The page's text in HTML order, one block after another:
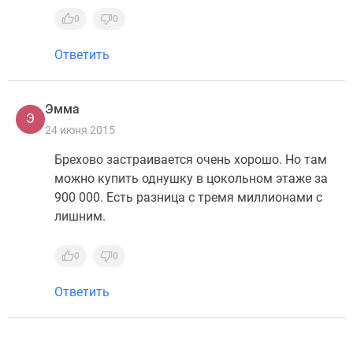
0 0
Ответить
Э
Эмма
24 июня 2015
Брехово застраивается очень хорошо. Но там
можно купить однушку в цокольном этаже за
900 000. Есть разница с тремя миллионами с
лишним.
0 0
Ответить